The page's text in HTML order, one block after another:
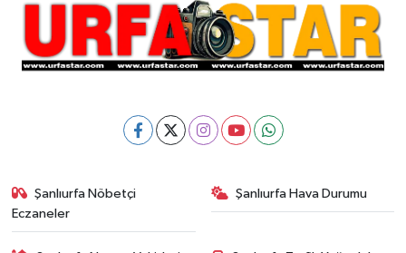
Şanlıurfa Nöbetçi
Eczaneler
Şanlıurfa Hava Durumu